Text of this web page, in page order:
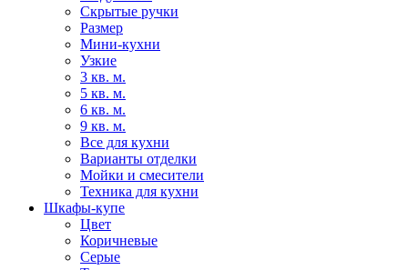
Скрытые ручки
Размер
Мини-кухни
Узкие
3 кв. м.
5 кв. м.
6 кв. м.
9 кв. м.
Все для кухни
Варианты отделки
Мойки и смесители
Техника для кухни
Шкафы-купе
Цвет
Коричневые
Серые